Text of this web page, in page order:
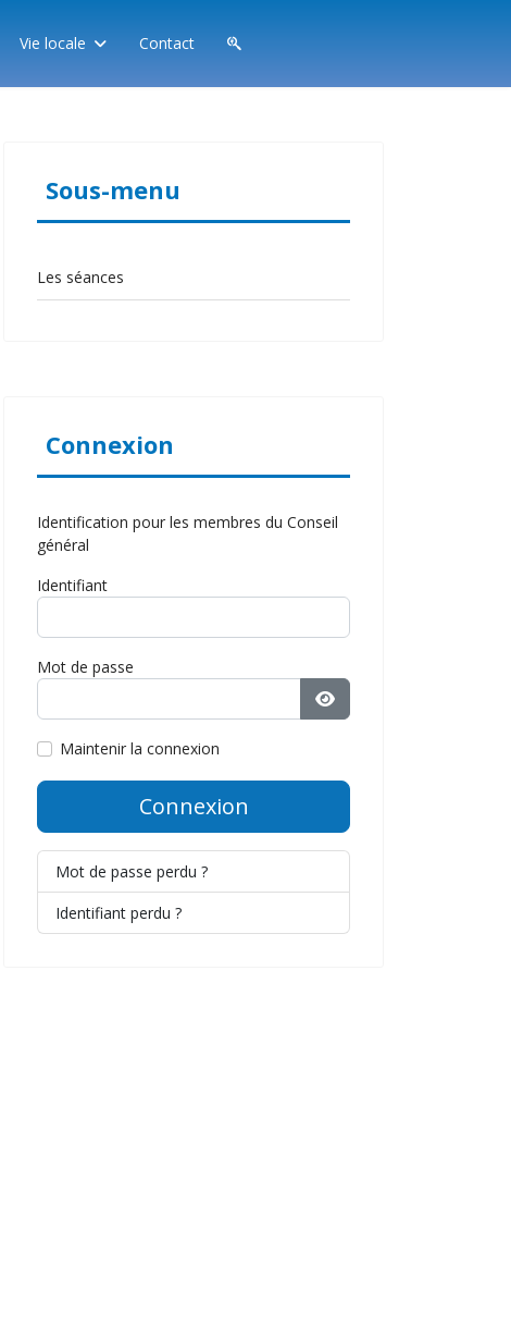
Vie locale Contact
Sous-menu
Les séances
Connexion
Identification pour les membres du Conseil
général
Identifiant
Mot de passe
Afficher le mot de
Maintenir la connexion
Connexion
Mot de passe perdu ?
Identifiant perdu ?